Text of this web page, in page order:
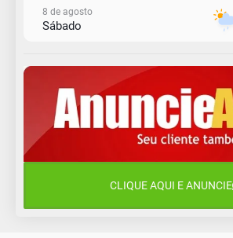
8 de agosto
Sábado
Domingo
10 de agosto
Segunda-Feira
CLIQUE AQUI E ANUNCIE